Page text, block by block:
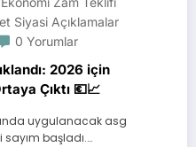
Siyasi Açıklamalar
0 Yorumlar
2026 için
Çıktı 💶📈
uygulanacak asg
başladı.…